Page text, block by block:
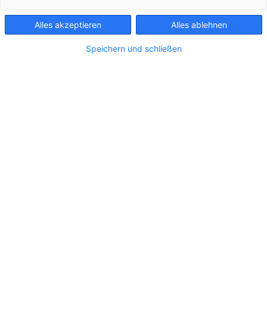
Alles akzeptieren Alles ablehnen
Speichern und schließen